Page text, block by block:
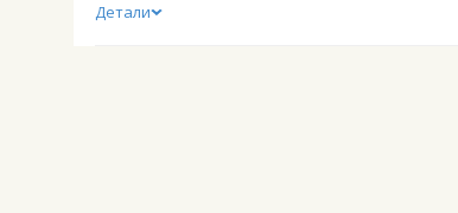
Детали